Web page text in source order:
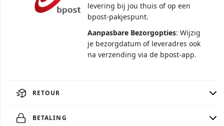
levering bij jou thuis of op een
bpost-pakjespunt.
Aanpasbare Bezorgopties: Wijzig
je bezorgdatum of leveradres ook
na verzending via de bpost-app.
RETOUR
BETALING